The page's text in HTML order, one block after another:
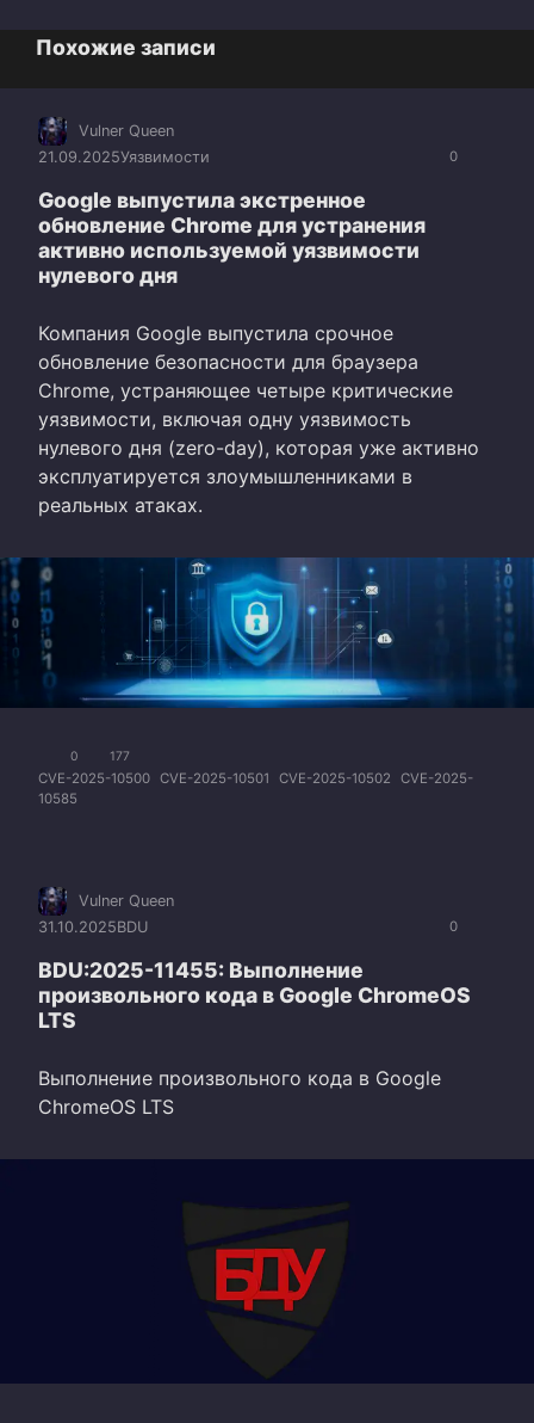
Похожие записи
0
Vulner Queen
21.09.2025Уязвимости
Google выпустила экстренное
обновление Chrome для устранения
активно используемой уязвимости
нулевого дня
Компания Google выпустила срочное
обновление безопасности для браузера
Chrome, устраняющее четыре критические
уязвимости, включая одну уязвимость
нулевого дня (zero-day), которая уже активно
эксплуатируется злоумышленниками в
реальных атаках.
0 177
CVE-2025-10500 CVE-2025-10501 CVE-2025-10502
CVE-2025-
10585
0
Vulner Queen
31.10.2025BDU
BDU:2025-11455: Выполнение
произвольного кода в Google ChromeOS
LTS
Выполнение произвольного кода в Google
ChromeOS LTS